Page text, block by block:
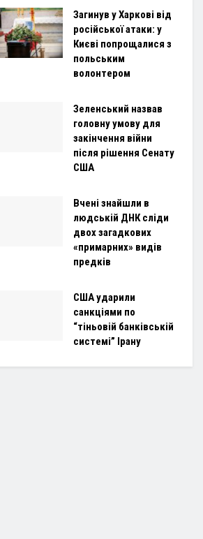
Загинув у Харкові від
російської атаки: у
Києві попрощалися з
польським
волонтером
Зеленський назвав
головну умову для
закінчення війни
після рішення Сенату
США
Вчені знайшли в
людській ДНК сліди
двох загадкових
«примарних» видів
предків
США ударили
санкціями по
“тіньовій банківській
системі” Ірану